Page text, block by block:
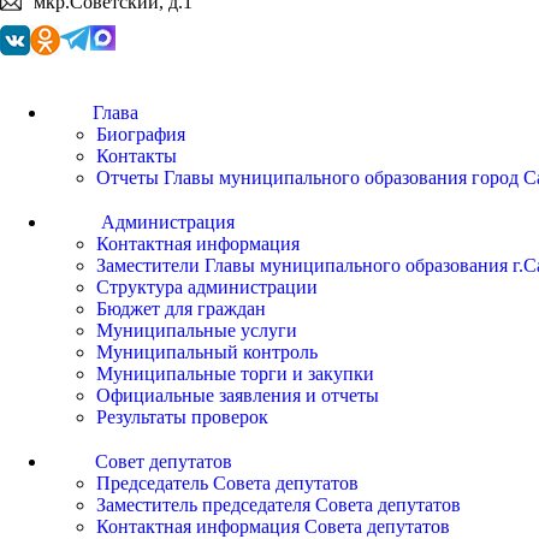
Глава
Биография
Контакты
Отчеты Главы муниципального образования город
Администрация
Контактная информация
Заместители Главы муниципального образования
Структура администрации
Бюджет для граждан
Муниципальные услуги
Муниципальный контроль
Муниципальные торги и закупки
Официальные заявления и отчеты
Результаты проверок
Совет депутатов
Председатель Совета депутатов
Заместитель председателя Совета депутатов
Контактная информация Совета депутатов